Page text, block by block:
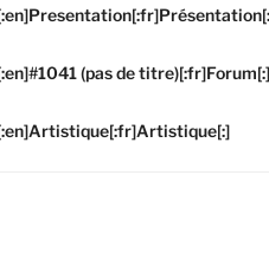
(pas de titre)[:fr]Forum[:]